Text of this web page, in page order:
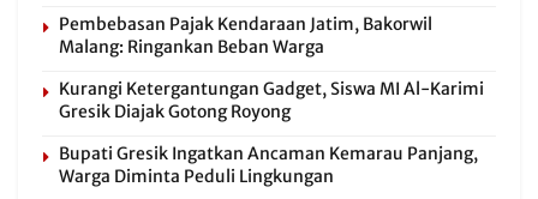
Pembebasan Pajak Kendaraan Jatim, Bakorwil
Malang: Ringankan Beban Warga
Kurangi Ketergantungan Gadget, Siswa MI Al-Karimi
Gresik Diajak Gotong Royong
Bupati Gresik Ingatkan Ancaman Kemarau Panjang,
Warga Diminta Peduli Lingkungan